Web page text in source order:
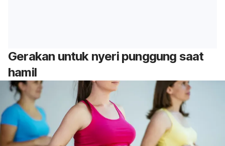
Gerakan untuk nyeri punggung saat
hamil